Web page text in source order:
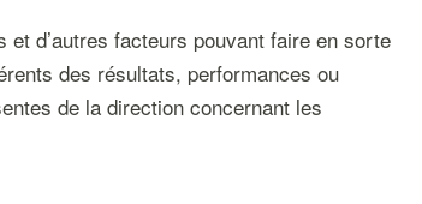
d’autres facteurs pouvant faire en sorte
des résultats, performances ou
de la direction concernant les